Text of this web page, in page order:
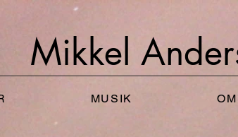
Mikkel
MUSIK OM